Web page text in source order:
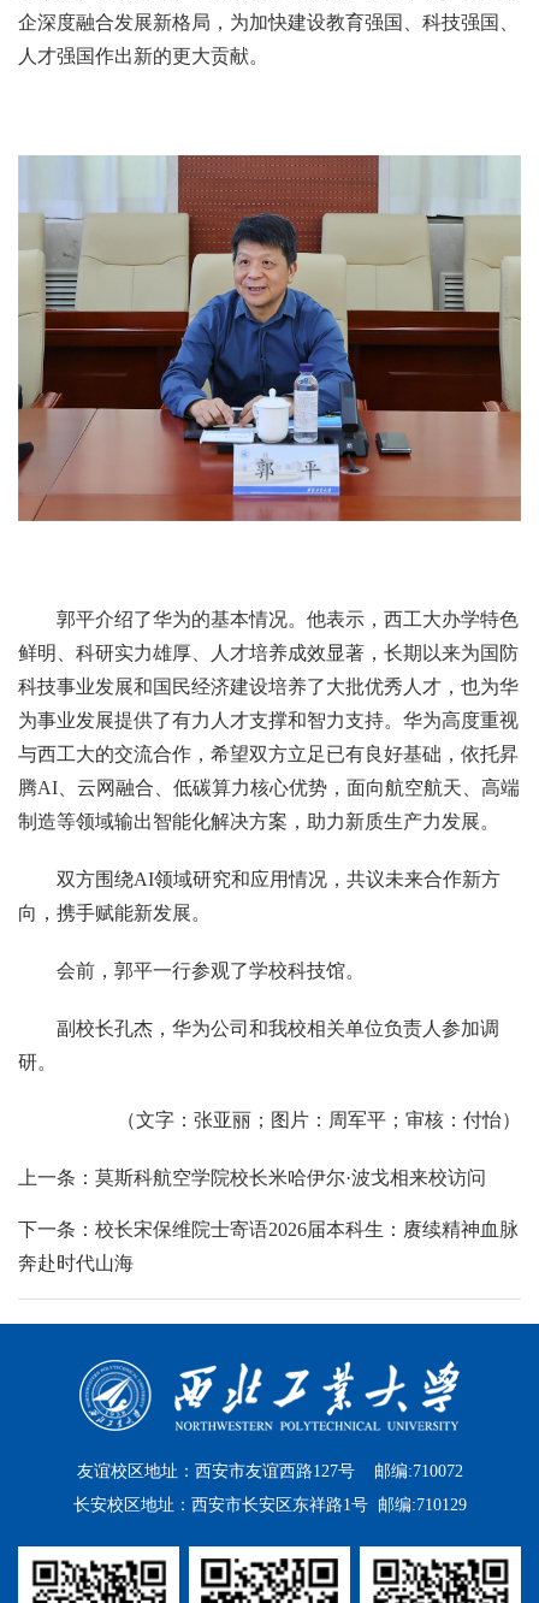
企深度融合发展新格局，为加快建设教育强国、科技强国、
人才强国作出新的更大贡献。
郭平介绍了华为的基本情况。他表示，西工大办学特色
鲜明、科研实力雄厚、人才培养成效显著，长期以来为国防
科技事业发展和国民经济建设培养了大批优秀人才，也为华
为事业发展提供了有力人才支撑和智力支持。华为高度重视
与西工大的交流合作，希望双方立足已有良好基础，依托昇
腾AI、云网融合、低碳算力核心优势，面向航空航天、高端
制造等领域输出智能化解决方案，助力新质生产力发展。
双方围绕AI领域研究和应用情况，共议未来合作新方
向，携手赋能新发展。
会前，郭平一行参观了学校科技馆。
副校长孔杰，华为公司和我校相关单位负责人参加调
研。
（文字：张亚丽；图片：周军平；审核：付怡）
上一条：莫斯科航空学院校长米哈伊尔·波戈相来校访问
下一条：校长宋保维院士寄语2026届本科生：赓续精神血脉
奔赴时代山海
友谊校区地址：西安市友谊西路127号 邮编:710072
长安校区地址：西安市长安区东祥路1号 邮编:710129